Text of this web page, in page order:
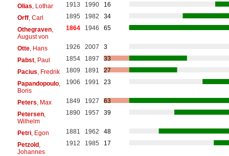
Olias , Lothar 1913 1990
16
Orff, Carl 1895 1982
34
Othegraven,
August von
1864 1946 65
Otte, Hans 1926 2007
3
Pabst, Paul 1854 1897
33
Pacius , Fredrik 1809 1891
27
Papandopoulo,
Boris
1906 1991 23
Peters , Max 1849 1927
63
Petersen,
Wilhelm
1890 1957 39
Petri, Egon 1881 1962
48
Petzold,
Johannes
1912 1985 17